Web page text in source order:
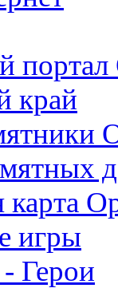
портал
край
карта
игры
Герои